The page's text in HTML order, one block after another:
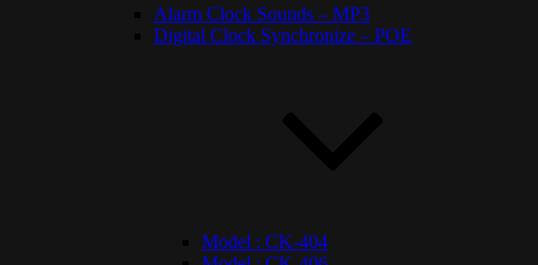
Alarm Clock Sounds – MP3
Digital Clock Synchronize – POE
Model : CK-404